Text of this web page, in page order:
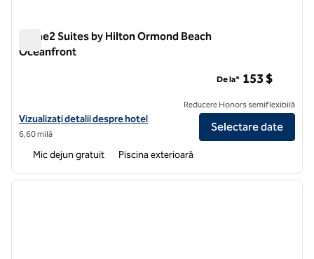
Home2 Suites by Hilton Ormond Beach
Oceanfront
Vizualizați detaliile hotelului pentru Home2 Suites by Hilton
Vizualizați detalii despre hotel
6,60 milă
De la* 153 $
Reducere Honors semiflexibilă
Selectare date
Mic dejun gratuit Piscina exterioară
1 din 12